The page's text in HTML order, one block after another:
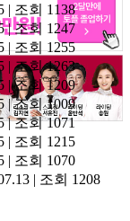
| 조회 1138
| 조회 1247
| 조회 1255
| 조회 1263
| 조회 1209
| 조회 1009
| 조회 1071
| 조회 1215
| 조회 1070
| 조회 1208